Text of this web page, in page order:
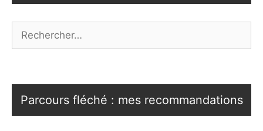
Parcours fléché : mes recommandations